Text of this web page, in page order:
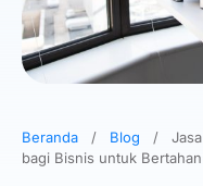
Beranda / Blog /
bagi Bisnis untuk